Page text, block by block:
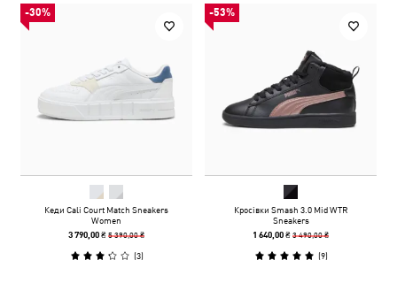
-30%
Кеди Cali Court Match Sneakers
Women
3 790,00 ₴5 390,00 ₴
(3)
-53%
Кросівки Smash 3.0 Mid WTR
Sneakers
1 640,00 ₴3 490,00 ₴
(9)